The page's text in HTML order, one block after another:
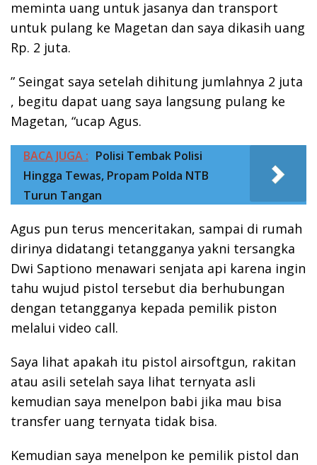
meminta uang untuk jasanya dan transport
untuk pulang ke Magetan dan saya dikasih uang
Rp. 2 juta.
” Seingat saya setelah dihitung jumlahnya 2 juta
, begitu dapat uang saya langsung pulang ke
Magetan, “ucap Agus.
BACA JUGA : Polisi Tembak Polisi
Hingga Tewas, Propam Polda NTB
Turun Tangan
Agus pun terus menceritakan, sampai di rumah
dirinya didatangi tetangganya yakni tersangka
Dwi Saptiono menawari senjata api karena ingin
tahu wujud pistol tersebut dia berhubungan
dengan tetangganya kepada pemilik piston
melalui video call.
Saya lihat apakah itu pistol airsoftgun, rakitan
atau asili setelah saya lihat ternyata asli
kemudian saya menelpon babi jika mau bisa
transfer uang ternyata tidak bisa.
Kemudian saya menelpon ke pemilik pistol dan